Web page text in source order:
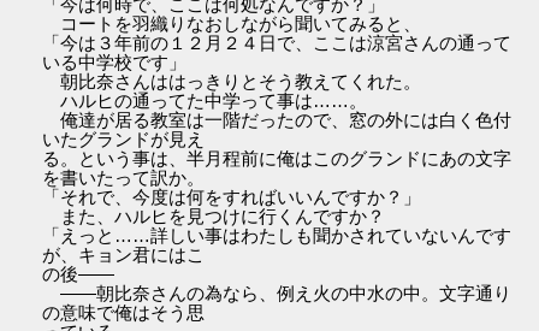
「今は何時で、ここは何処なんですか？」
コートを羽織りなおしながら聞いてみると、
「今は３年前の１２月２４日で、ここは涼宮さんの通って
いる中学校です」
朝比奈さんははっきりとそう教えてくれた。
ハルヒの通ってた中学って事は……。
俺達が居る教室は一階だったので、窓の外には白く色付
いたグランドが見え
る。という事は、半月程前に俺はこのグランドにあの文字
を書いたって訳か。
「それで、今度は何をすればいいんですか？」
また、ハルヒを見つけに行くんですか？
「えっと……詳しい事はわたしも聞かされていないんです
が、キョン君にはこ
の後――
――朝比奈さんの為なら、例え火の中水の中。文字通り
の意味で俺はそう思